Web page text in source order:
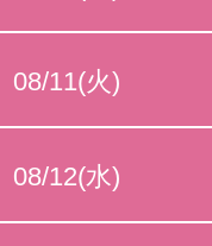
08/11(火)
08/12(水)